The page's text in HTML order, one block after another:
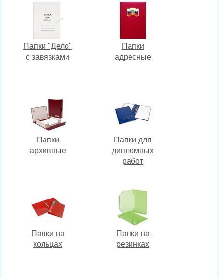
Папки "Дело"
с завязками
Папки
адресные
Папки
архивные
Папки для
дипломных
работ
Папки на
кольцах
Папки на
резинках